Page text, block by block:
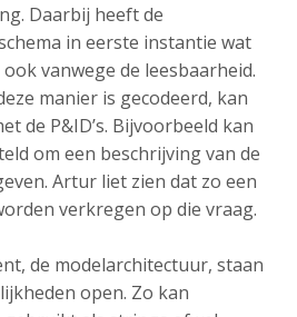
Daarbij heeft de
in eerste instantie wat
vanwege de leesbaarheid.
manier is gecodeerd, kan
de P&ID’s. Bijvoorbeeld kan
om een beschrijving van de
Artur liet zien dat zo een
verkregen op die vraag.
de modelarchitectuur, staan
open. Zo kan